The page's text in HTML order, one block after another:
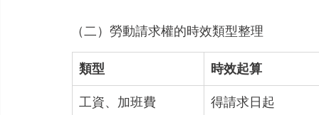
（二）勞動請求權的時效類型整理
類型 時效起算
工資、加班費 得請求日起